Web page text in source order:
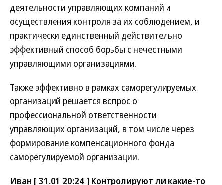
деятельности управляющих компаний и
осуществления контроля за их соблюдением, и
практически единственный действительно
эффективный способ борьбы с нечестными
управляющими организациями.
Также эффективно в рамках саморегулируемых
организаций решается вопрос о
профессиональной ответственности
управляющих организаций, в том числе через
формирование компенсационного фонда
саморегулируемой организации.
Иван [ 31.01 20:24 ] Контролируют ли какие-то